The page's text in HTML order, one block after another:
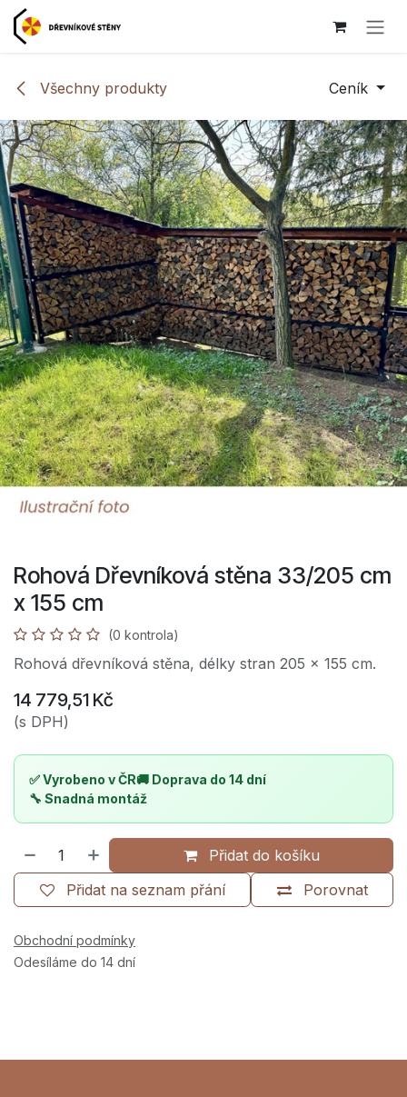
Přejít na obsah
Všechny produkty Ceník
Rohová Dřevníková stěna 33/205 cm
x 155 cm
(0 kontrola)
Rohová dřevníková stěna, délky stran 205 x 155 cm.
14 779,51 Kč
(s DPH)
✅ Vyrobeno v ČR🚚 Doprava do 14 dní
🔧 Snadná montáž
Přidat do košíku
Porovnat
Přidat na seznam přání
Obchodní podmínky
Odesíláme do 14 dní